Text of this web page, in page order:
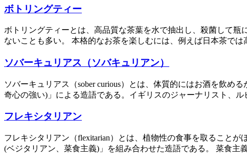
ボトリングティー
ボトリングティーとは、高品質な茶葉を水で抽出し、殺菌して
ないことも多い。 本格的なお茶を楽しむには、例えば日本茶で
ソバーキュリアス（ソバキュリアン）
ソバーキュリアス（sober curious）とは、体質的にはお酒を飲め
奇心の強い)」による造語である。イギリスのジャーナリスト、
フレキシタリアン
フレキシタリアン（flexitarian）とは、植物性の食事を取ること
(ベジタリアン、菜食主義)」を組み合わせた造語である。 菜食